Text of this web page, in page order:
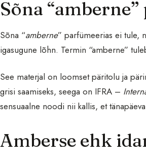
Sõna
Sõna “amberne” parfümeerias ei tule,
igasugune lõhn. Termin “amberne”
See materjal on loomset päritolu ja
grisi saamiseks, seega on IFRA –
sensuaalne noodi nii kallis, et
Amberse ehk